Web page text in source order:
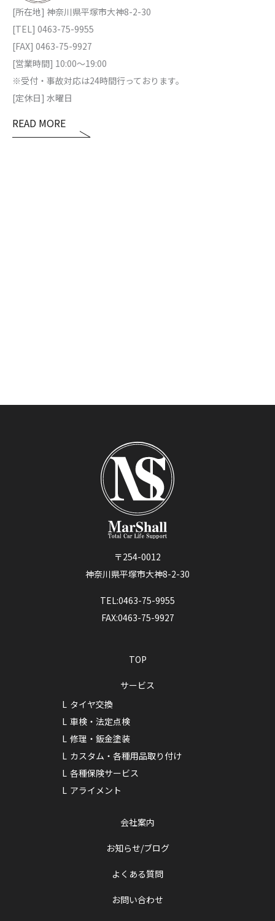
[所在地] 神奈川県平塚市大神8-2-30
[TEL] 0463-75-9955
[FAX] 0463-75-9927
[営業時間] 10:00～19:00
※受付・事故対応は24時間行っております。
[定休日] 水曜日
READ MORE
〒254-0012
神奈川県平塚市大神8-2-30
TEL:0463-75-9955
FAX:0463-75-9927
TOP
サービス
タイヤ交換
車検・法定点検
修理・鈑金塗装
カスタム・各種用品取り付け
各種保険サービス
アライメント
会社案内
お知らせ/ブログ
よくある質問
お問い合わせ